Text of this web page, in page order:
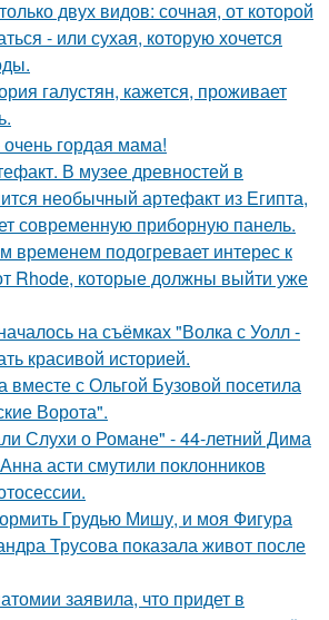
двух видов: сочная, от которой
- или сухая, которую хочется
галустян, кажется, проживает
очень гордая мама!
В музее древностей в
необычный артефакт из Египта,
современную приборную панель.
временем подогревает интерес к
Rhode, которые должны выйти уже
на съёмках "Волка с Уолл -
красивой историей.
вместе с Ольгой Бузовой посетила
Ворота".
Слухи о Романе" - 44-летний Дима
асти смутили поклонников
Грудью Мишу, и моя Фигура
Трусова показала живот после
заявила, что придет в